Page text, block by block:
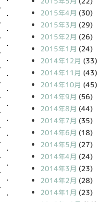
2015年4月 (30)
2015年3月 (29)
2015年2月 (26)
2015年1月 (24)
2014年12月 (33)
2014年11月 (43)
2014年10月 (45)
2014年9月 (56)
2014年8月 (44)
2014年7月 (35)
2014年6月 (18)
2014年5月 (27)
2014年4月 (24)
2014年3月 (23)
2014年2月 (28)
2014年1月 (23)